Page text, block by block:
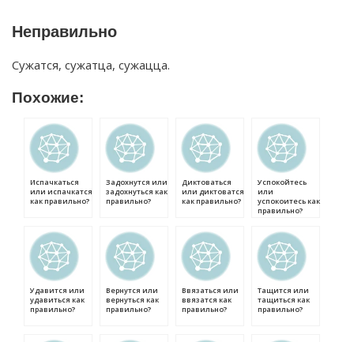
Неправильно
Сужатся, сужатца, сужацца.
Похожие:
Испачкаться
или испачкатся
как правильно?
Задохнутся или
задохнуться как
правильно?
Диктоваться
или диктоватся
как правильно?
Успокойтесь
или
успокоитесь как
правильно?
Удавится или
удавиться как
правильно?
Вернутся или
вернуться как
правильно?
Ввязаться или
ввязатся как
правильно?
Тащится или
тащиться как
правильно?